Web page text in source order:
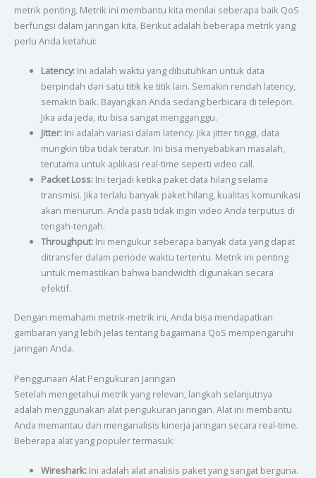
metrik penting. Metrik ini membantu kita menilai seberapa baik QoS
berfungsi dalam jaringan kita. Berikut adalah beberapa metrik yang
perlu Anda ketahui:
Latency:Ini adalah waktu yang dibutuhkan untuk data
berpindah dari satu titik ke titik lain. Semakin rendah latency,
semakin baik. Bayangkan Anda sedang berbicara di telepon.
Jika ada jeda, itu bisa sangat mengganggu.
Jitter:Ini adalah variasi dalam latency. Jika jitter tinggi, data
mungkin tiba tidak teratur. Ini bisa menyebabkan masalah,
terutama untuk aplikasi real-time seperti video call.
Packet Loss:Ini terjadi ketika paket data hilang selama
transmisi. Jika terlalu banyak paket hilang, kualitas komunikasi
akan menurun. Anda pasti tidak ingin video Anda terputus di
tengah-tengah.
Throughput:Ini mengukur seberapa banyak data yang dapat
ditransfer dalam periode waktu tertentu. Metrik ini penting
untuk memastikan bahwa bandwidth digunakan secara
efektif.
Dengan memahami metrik-metrik ini, Anda bisa mendapatkan
gambaran yang lebih jelas tentang bagaimana QoS mempengaruhi
jaringan Anda.
Penggunaan Alat Pengukuran Jaringan
Setelah mengetahui metrik yang relevan, langkah selanjutnya
adalah menggunakan alat pengukuran jaringan. Alat ini membantu
Anda memantau dan menganalisis kinerja jaringan secara real-time.
Beberapa alat yang populer termasuk:
Wireshark:Ini adalah alat analisis paket yang sangat berguna.